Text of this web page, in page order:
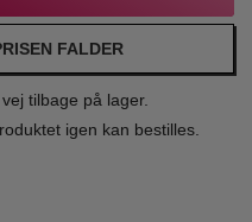
FALDER
tilbage på lager.
igen kan bestilles.